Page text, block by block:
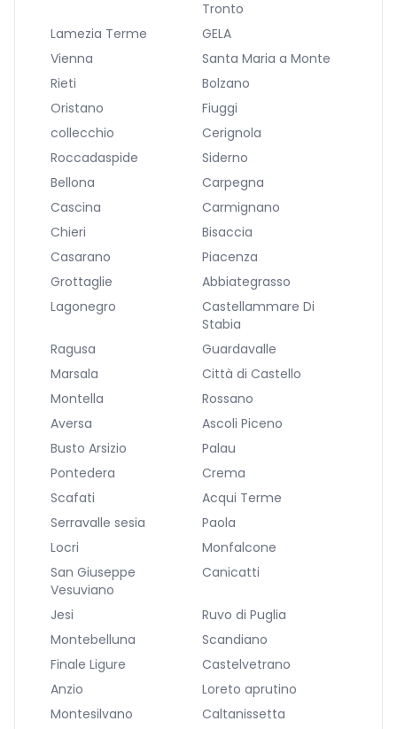
Tronto
Lamezia Terme
GELA
Vienna
Santa Maria a Monte
Rieti
Bolzano
Oristano
Fiuggi
collecchio
Cerignola
Roccadaspide
Siderno
Bellona
Carpegna
Cascina
Carmignano
Chieri
Bisaccia
Casarano
Piacenza
Grottaglie
Abbiategrasso
Lagonegro
Castellammare Di
Stabia
Ragusa
Guardavalle
Marsala
Città di Castello
Montella
Rossano
Aversa
Ascoli Piceno
Busto Arsizio
Palau
Pontedera
Crema
Scafati
Acqui Terme
Serravalle sesia
Paola
Locri
Monfalcone
San Giuseppe
Vesuviano
Canicatti
Jesi
Ruvo di Puglia
Montebelluna
Scandiano
Finale Ligure
Castelvetrano
Anzio
Loreto aprutino
Montesilvano
Caltanissetta